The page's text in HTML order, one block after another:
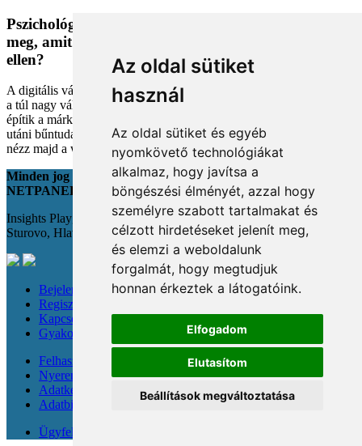
Az oldal sütiket
használ
Az oldal sütiket és egyéb
nyomkövető technológiákat
alkalmaz, hogy javítsa a
böngészési élményét, azzal hogy
személyre szabott tartalmakat és
célzott hirdetéseket jelenít meg,
és elemzi a weboldalunk
forgalmát, hogy megtudjuk
honnan érkeztek a látogatóink.
Elfogadom
Elutasítom
Beállítások megváltoztatása
Pszichológiai trükkök a kosárban: Miért vesszük
meg, amit megveszünk, és mit tehetünk a bűntudat
ellen?
A digitális vásárlás kényelmes, de tele van pszichológiai csapdákkal
a túl nagy választéktól a hosszas böngészésig. Megmutatjuk, hogyan
építik a márkák a bizalmadat online, és miként kerüld el a vásárlás
utáni bűntudatot tudatos döntésekkel. Készülj fel, hogy máshogy
nézz majd a webshopokra!
Minden jog fenntartva
NETPANEL
Insights Playground s.r.o.;
Sturovo, Hlavná 22., 943 01
Bejelentkezés
Regisztráció
Kapcsolat
Gyakori kérdések
Felhasználási feltételek
Nyereménysorsolási szabályzat
Adatkezelési tájékoztató
Adatbiztonság
Ügyfeleknek & újságíróknak